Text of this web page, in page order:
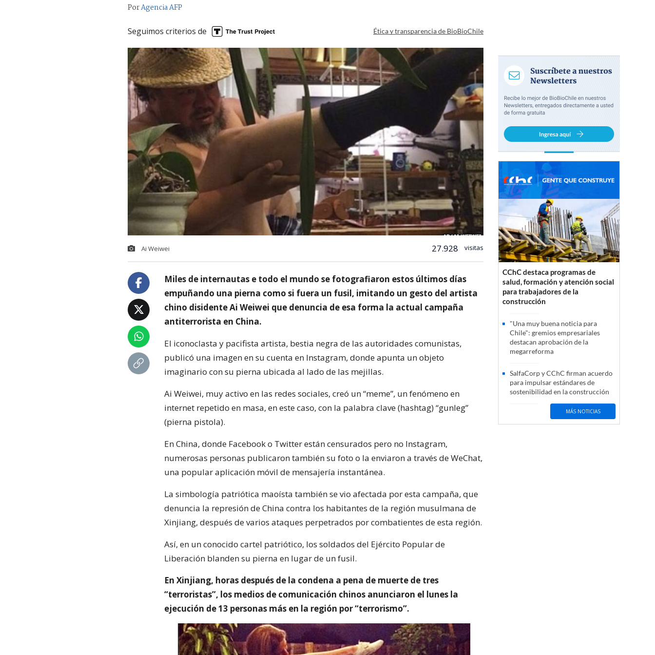
PorAgencia AFP
Seguimos criterios de Ética y transparencia de BioBioChile
Ai Weiwei 27.928 visitas
Miles de internautas e todo el mundo se fotografiaron estos últimos días
empuñando una pierna como si fuera un fusil, imitando un gesto del artista
chino disidente Ai Weiwei que denuncia de esa forma la actual campaña
antiterrorista en China.
El iconoclasta y pacifista artista, bestia negra de las autoridades comunistas,
publicó una imagen en su cuenta en Instagram, donde apunta un objeto
imaginario con su pierna ubicada al lado de las mejillas.
Ai Weiwei, muy activo en las redes sociales, creó un “meme”, un fenómeno en
internet repetido en masa, en este caso, con la palabra clave (hashtag) “gunleg”
(pierna pistola).
En China, donde Facebook o Twitter están censurados pero no Instagram,
numerosas personas publicaron también su foto o la enviaron a través de WeChat,
una popular aplicación móvil de mensajería instantánea.
La simbología patriótica maoísta también se vio afectada por esta campaña, que
denuncia la represión de China contra los habitantes de la región musulmana de
Xinjiang, después de varios ataques perpetrados por combatientes de esta región.
Así, en un conocido cartel patriótico, los soldados del Ejército Popular de
Liberación blanden su pierna en lugar de un fusil.
En Xinjiang, horas después de la condena a pena de muerte de tres
“terroristas”, los medios de comunicación chinos anunciaron el lunes la
ejecución de 13 personas más en la región por “terrorismo”.
CChC destaca programas de
salud, formación y atención social
para trabajadores de la
construcción
"Una muy buena noticia para
Chile": gremios empresariales
destacan aprobación de la
megarreforma
SalfaCorp y CChC firman acuerdo
para impulsar estándares de
sostenibilidad en la construcción
MÁS NOTICIAS